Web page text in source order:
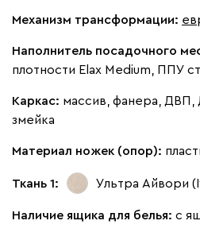
Винтер
Механизм трансформации:
Наполнитель посадочного
плотности Elax Medium, ППУ
Каркас: массив, фанера,
змейка
Материал ножек (опор):
Ткань 1: Ультра Айвори
Наличие ящика для белья: с